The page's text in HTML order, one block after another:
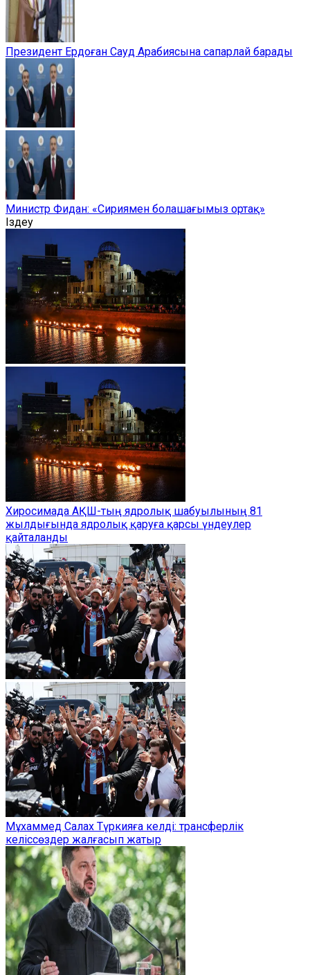
Президент Ердоған Сауд Арабиясына сапарлай барады
Министр Фидан: «Сириямен болашағымыз ортақ»
Іздеу
Хиросимада АҚШ-тың ядролық шабуылының 81
жылдығында ядролық қаруға қарсы үндеулер
қайталанды
Мұхаммед Салах Түркияға келді: трансферлік
келіссөздер жалғасып жатыр